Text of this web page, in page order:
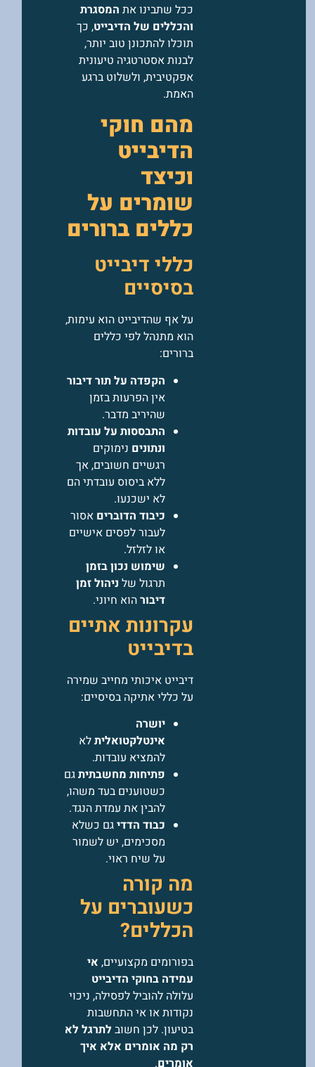
ככל שתבינו את המסגרת
והכללים של הדיבייט, כך
תוכלו להתכונן טוב יותר,
לבנות אסטרטגיה טיעונית
אפקטיבית, ולשלוט ברגע
האמת.
מהם חוקי
הדיבייט
וכיצד
שומרים על
כללים ברורים
כללי דיבייט
בסיסיים
על אף שהדיבייט הוא עימות,
הוא מתנהל לפי כללים
ברורים:
הקפדה על תור דיבור
אין הפרעות בזמן
שהיריב מדבר.
התבססות על עובדות
ונתונים נימוקים
רגשיים חשובים, אך
ללא ביסוס עובדתי הם
לא ישכנעו.
כיבוד הדוברים אסור
לעבור לפסים אישיים
או לזלזל.
שימוש נכון בזמן
תרגול של ניהול זמן
דיבורהוא חיוני.
עקרונות אתיים
בדיבייט
דיבייט איכותי מחייב שמירה
על כללי אתיקה בסיסיים:
יושרה
אינטלקטואליתלא
להמציא עובדות.
פתיחות מחשבתיתגם
כשטוענים בעד משהו,
להבין את עמדת הנגד.
כבוד הדדיגם כשלא
מסכימים, יש לשמור
על שיח ראוי.
מה קורה
כשעוברים על
הכללים?
בפורומים מקצועיים, אי
עמידה בחוקי הדיבייט
עלולה להוביל לפסילה, ניכוי
נקודות או אי התחשבות
בטיעון. לכן חשובלתרגל לא
רק מה אומרים אלא איך
אומרים.